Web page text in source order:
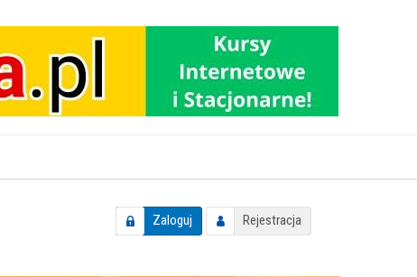
Zaloguj Rejestracja